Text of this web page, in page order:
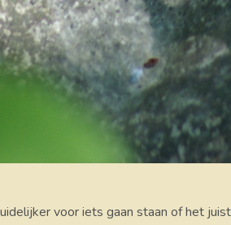
voor iets gaan staan of het